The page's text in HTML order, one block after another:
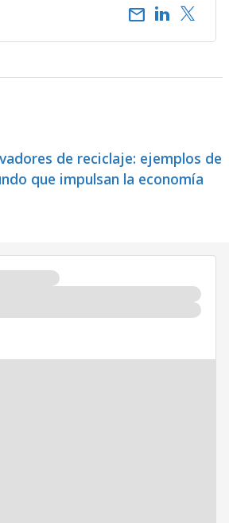
email
de reciclaje: ejemplos de
que impulsan la economía